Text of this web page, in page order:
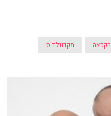
הקפאה מקדונלד'ס